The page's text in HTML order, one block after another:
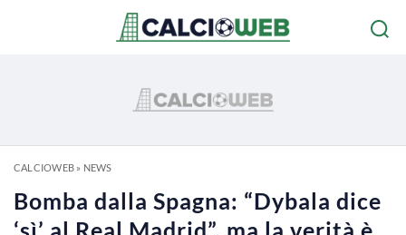
CALCIOWEB» NEWS
Bomba dalla Spagna: “Dybala dice
‘sì’ al Real Madrid”, ma la verità è